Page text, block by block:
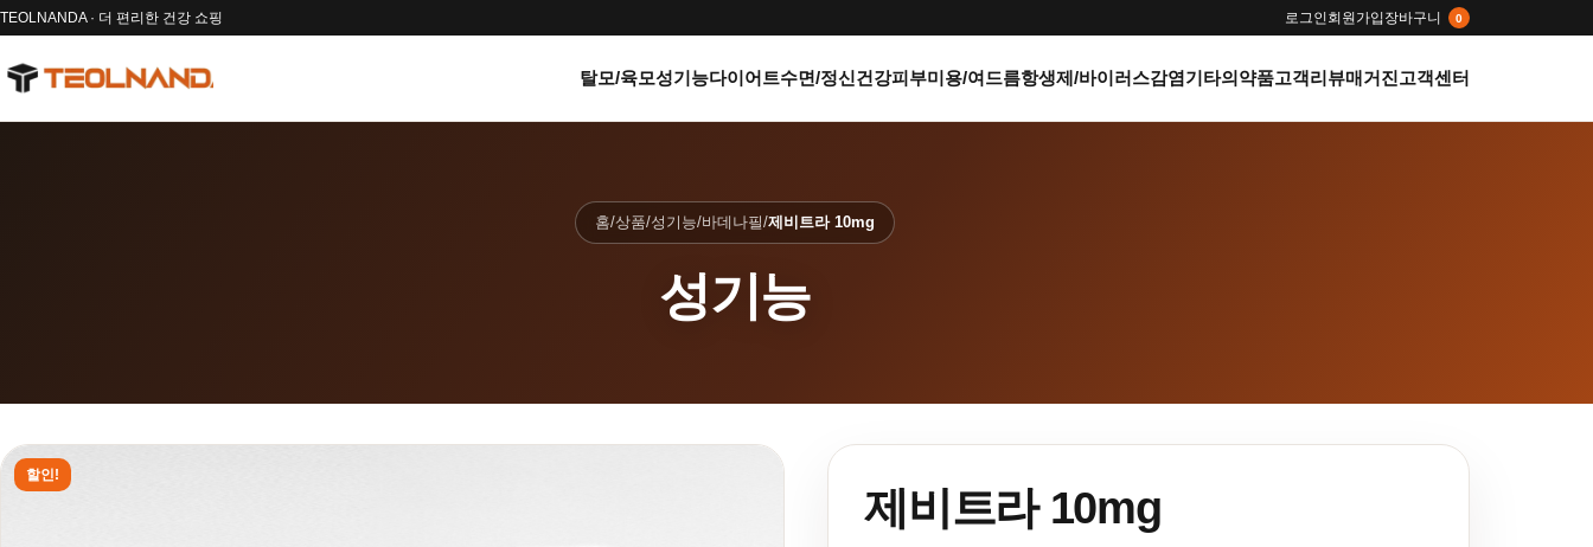
TEOLNANDA · 더 편리한 건강 쇼핑 로그인회원가입장바구니 0
탈모/육모성기능다이어트수면/정신건강피부미용/여드름항생제/바이러스감염기타의약품고객리뷰매거진 고객센터
홈/상품/성기능/바데나필/제비트라 10mg
성기능
할인!
제비트라 10mg